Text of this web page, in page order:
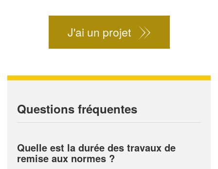
J'ai un projet
Questions fréquentes
Quelle est la durée des travaux de
remise aux normes ?